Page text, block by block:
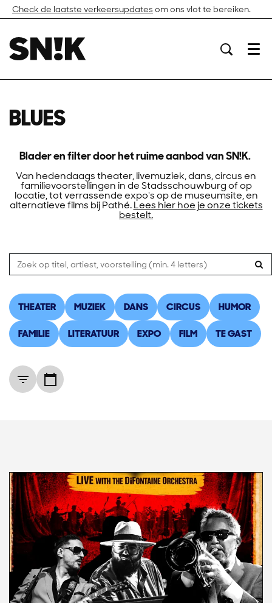
Check de laatste verkeersupdates om ons vlot te bereiken.
Menu
BLUES
Blader en filter door het ruime aanbod van SN!K.
Van hedendaags theater, livemuziek, dans, circus en
familievoorstellingen in de Stadsschouwburg of op
locatie, tot verrassende expo's op de museumsite, en
alternatieve films bij Pathé.Lees hier hoe je onze tickets
bestelt.
THEATER MUZIEK DANS CIRCUS HUMOR
FAMILIE LITERATUUR EXPO FILM TE GAST